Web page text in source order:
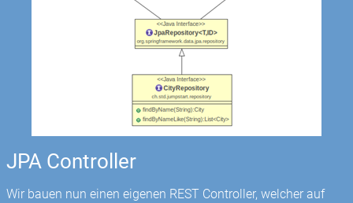
JPA Controller
Wir bauen nun einen eigenen REST Controller, welcher auf